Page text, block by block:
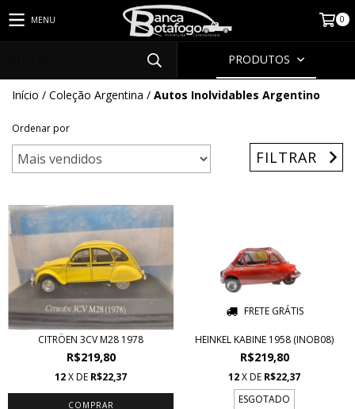
MENU 0
PRODUTOS
Início / Coleção Argentina / Autos Inolvidables Argentino
Ordenar por
FILTRAR
CITRÖEN 3CV M28 1978
R$219,80
12X DE R$22,37
FRETE GRÁTIS
HEINKEL KABINE 1958 (INOB08)
R$219,80
12X DE R$22,37
ESGOTADO